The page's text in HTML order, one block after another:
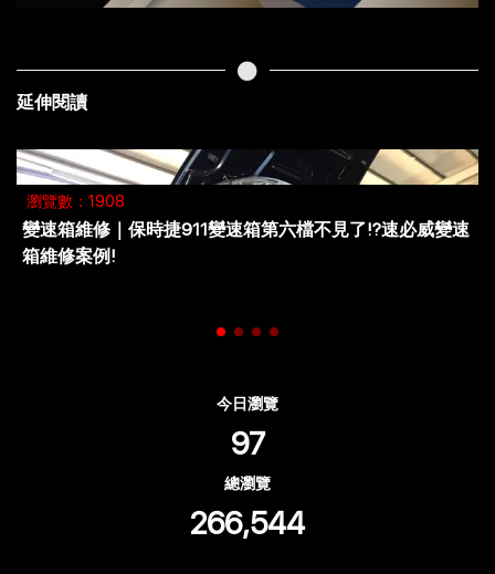
延伸閱讀
瀏覽數：2287
Porsche 911 Carrera 4S （997） 出廠年月：2007/3月
今日瀏覽
97
總瀏覽
266,544